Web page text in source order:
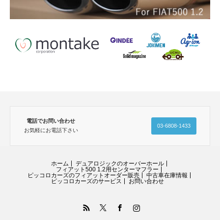
電話でお問い合わせ
お気軽にお電話下さい
03-6808-1433
ホーム
デュアロジックのオーバーホール
フィアット500 1.2用センターマフラー
ピッコロカーズのフィアットオーダー販売
中古車在庫情報
ピッコロカーズのサービス
お問い合わせ
FacebookInstagram